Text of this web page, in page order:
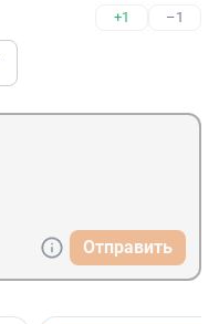
+1 –1
Отправить